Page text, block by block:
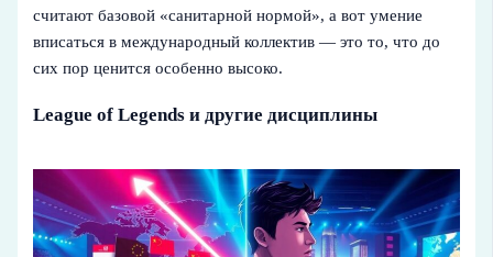
считают базовой «санитарной нормой», а вот умение
вписаться в международный коллектив — это то, что до
сих пор ценится особенно высоко.
League of Legends и другие дисциплины